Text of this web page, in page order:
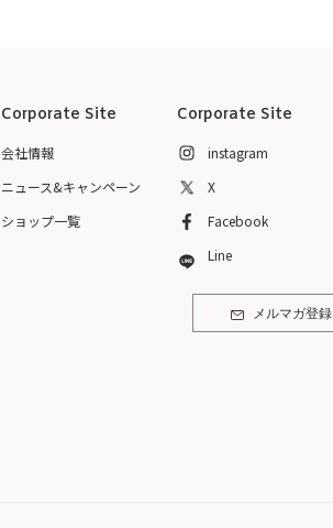
Corporate Site
会社情報
ニュース&キャンペーン
ショップ一覧
Corporate Site
instagram
X
Facebook
Line
メルマガ登録